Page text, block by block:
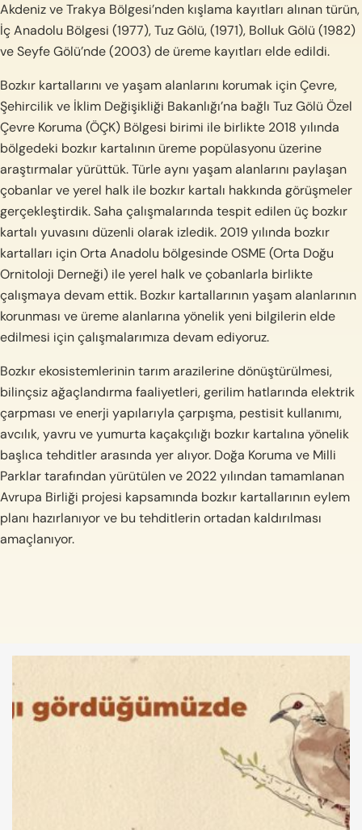
Akdeniz ve Trakya Bölgesi’nden kışlama kayıtları alınan türün,
İç Anadolu Bölgesi (1977), Tuz Gölü, (1971), Bolluk Gölü (1982)
ve Seyfe Gölü’nde (2003) de üreme kayıtları elde edildi.
Bozkır kartallarını ve yaşam alanlarını korumak için Çevre,
Şehircilik ve İklim Değişikliği Bakanlığı’na bağlı Tuz Gölü Özel
Çevre Koruma (ÖÇK) Bölgesi birimi ile birlikte 2018 yılında
bölgedeki bozkır kartalının üreme popülasyonu üzerine
araştırmalar yürüttük. Türle aynı yaşam alanlarını paylaşan
çobanlar ve yerel halk ile bozkır kartalı hakkında görüşmeler
gerçekleştirdik. Saha çalışmalarında tespit edilen üç bozkır
kartalı yuvasını düzenli olarak izledik. 2019 yılında bozkır
kartalları için Orta Anadolu bölgesinde OSME (Orta Doğu
Ornitoloji Derneği) ile yerel halk ve çobanlarla birlikte
çalışmaya devam ettik. Bozkır kartallarının yaşam alanlarının
korunması ve üreme alanlarına yönelik yeni bilgilerin elde
edilmesi için çalışmalarımıza devam ediyoruz.
Bozkır ekosistemlerinin tarım arazilerine dönüştürülmesi,
bilinçsiz ağaçlandırma faaliyetleri, gerilim hatlarında elektrik
çarpması ve enerji yapılarıyla çarpışma, pestisit kullanımı,
avcılık, yavru ve yumurta kaçakçılığı bozkır kartalına yönelik
başlıca tehditler arasında yer alıyor. Doğa Koruma ve Milli
Parklar tarafından yürütülen ve 2022 yılından tamamlanan
Avrupa Birliği projesi kapsamında bozkır kartallarının eylem
planı hazırlanıyor ve bu tehditlerin ortadan kaldırılması
amaçlanıyor.